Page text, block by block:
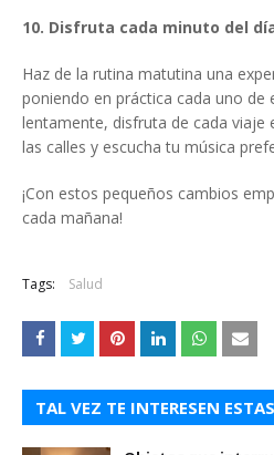
10. Disfruta cada minuto del
Haz de la rutina matutina una
poniendo en práctica cada uno de
lentamente, disfruta de cada viaje
las calles y escucha tu música
¡Con estos pequeños cambios
cada mañana!
Tags: Salud
TAL VEZ TE INTERESEN